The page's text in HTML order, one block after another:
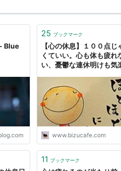
Blue
25 ブックマーク
【心の休息】１００点じ
くていい。心も体も疲れ
い、憂鬱な連休明けも気
GalleryBizu
www.bizucafe.com
11 ブックマーク